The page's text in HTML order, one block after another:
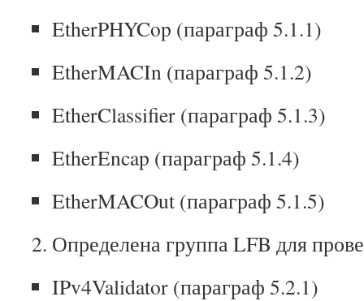
EtherPHYCop (параграф 5.1.1)
EtherMACIn (параграф 5.1.2)
EtherClassifier (параграф 5.1.3)
EtherEncap (параграф 5.1.4)
EtherMACOut (параграф 5.1.5)
Определена группа LFB для
IPv4Validator (параграф 5.2.1)